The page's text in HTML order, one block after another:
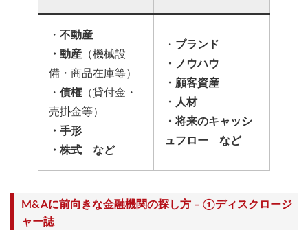
・ 不動産
・動産 （機械設
備・商品在庫等）
・ 債権（貸付金・
売掛金等）
・手形
・株式 など
・ ブランド
・ノウハウ
・顧客資産
・人材
・将来のキャッシ
ュフロー など
M&Aに前向きな金融機関の探し方 – ①ディスクロージ
ャー誌